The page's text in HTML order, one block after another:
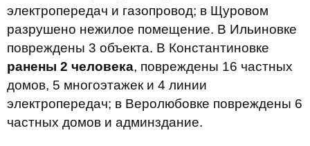
электропередач и газопровод; в Щуровом
разрушено нежилое помещение. В Ильиновке
повреждены 3 объекта. В Константиновке
ранены 2 человека, повреждены 16 частных
домов, 5 многоэтажек и 4 линии
электропередач; в Веролюбовке повреждены 6
частных домов и админздание.